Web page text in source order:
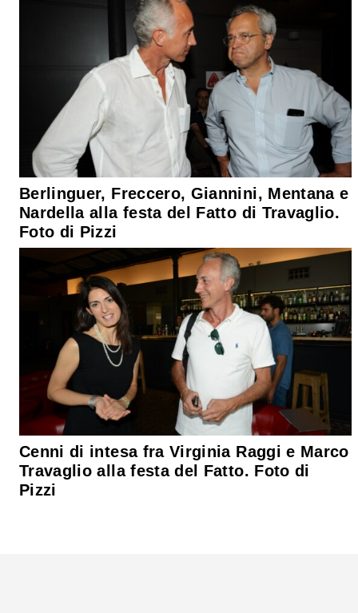
Berlinguer, Freccero, Giannini, Mentana e
Nardella alla festa del Fatto di Travaglio.
Foto di Pizzi
Cenni di intesa fra Virginia Raggi e Marco
Travaglio alla festa del Fatto. Foto di
Pizzi